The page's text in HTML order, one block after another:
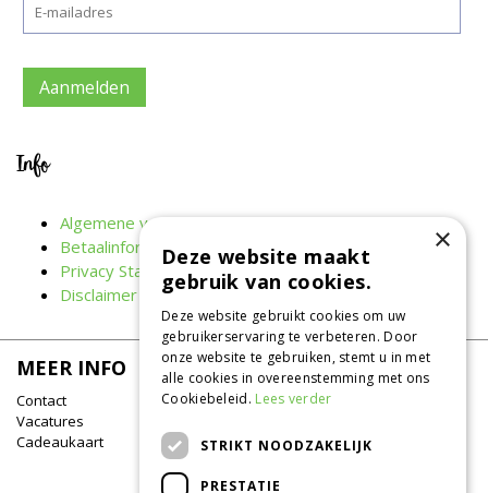
Info
Algemene voorwaarden
Betaalinformatie
Privacy Statement
Disclaimer
MEER INFO
Contact
Vacatures
Cadeaukaart
×
Deze website maakt
gebruik van cookies.
Deze website gebruikt cookies om uw
gebruikerservaring te verbeteren. Door
onze website te gebruiken, stemt u in met
alle cookies in overeenstemming met ons
Cookiebeleid. Lees verder
STRIKT NOODZAKELIJK
PRESTATIE